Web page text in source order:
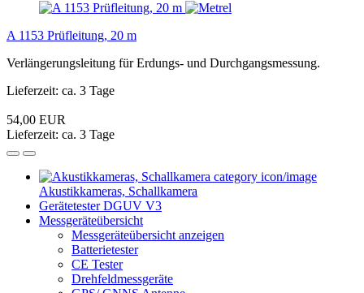
A 1153 Prüfleitung, 20 m
Verlängerungsleitung für Erdungs- und Durchgangsmessung.
Lieferzeit: ca. 3 Tage
54,00 EUR
Lieferzeit: ca. 3 Tage
Akustikkameras, Schallkamera
Gerätetester DGUV V3
Messgeräteübersicht
Messgeräteübersicht anzeigen
Batterietester
CE Tester
Drehfeldmessgeräte